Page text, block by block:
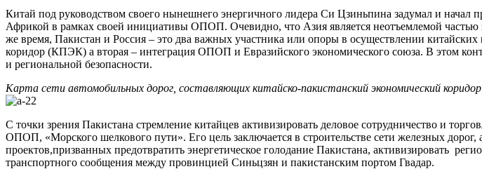
Китай под руководством своего нынешнего энергичного лидера Си Цзиньпина задумал и
Африкой в рамках своей инициативы ОПОП. Очевидно, что Азия является неотъемлемой
же время, Пакистан и Россия – это два важных участника или опоры в осуществлении
коридор (КПЭК) а вторая – интеграция ОПОП и Евразийского экономического союза. В этом
и региональной безопасности.
Карта сети автомобильных дорог, составляющих китайско-пакистанский экономический
С точки зрения Пакистана стремление китайцев активизировать деловое сотрудничество и
ОПОП, «Морского шелкового пути». Его цель заключается в строительстве сети железных
проектов,призванных предотвратить энергетическое голодание Пакистана, активизировать
транспортного сообщения между провинцией Синьцзян и пакистанским портом Гвадар.